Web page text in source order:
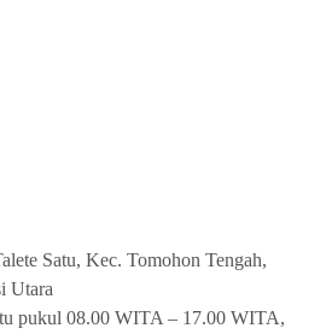
Satu, Kec. Tomohon Tengah,
Utara
pukul 08.00 WITA – 17.00 WITA,